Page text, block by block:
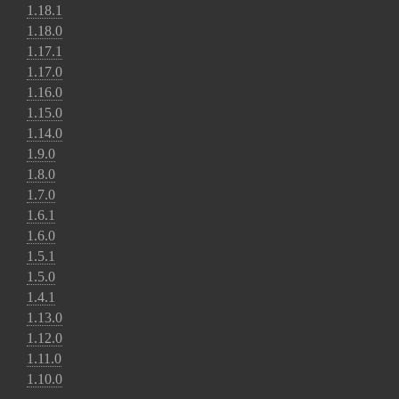
1.18.1
1.18.0
1.17.1
1.17.0
1.16.0
1.15.0
1.14.0
1.9.0
1.8.0
1.7.0
1.6.1
1.6.0
1.5.1
1.5.0
1.4.1
1.13.0
1.12.0
1.11.0
1.10.0